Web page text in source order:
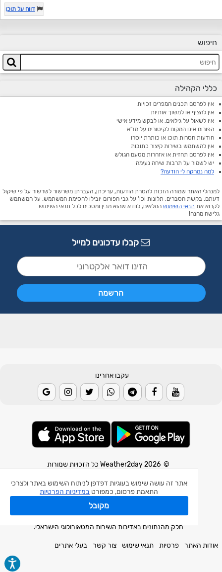
אתר זה עושה שימוש בעוגיות דפדפן לניתוח השימוש באתר ולצרכי
התאמת פרסום, כמפורט במדיניות הפרטיות
מקובל
דווח על תוכן
חיפוש
כללי הקהילה
אין לפרסם תכנים המפרים זכויות
אין להציף או למשוך אותיות
אין לשאול על גילאים, או לבקש מידע אישי
הפורום אינו המקום לקיטורים על מז"א
הודעות חסרות תוכן או כותרת יוסרו
אין להשתמש בשירות קיצור כתובות
אין לפרסם תחזית או אזהרות מטעם הגולש
יש לשמור על תרבות שיחה נעימה
למה נמחקה לי הודעה?
למנהלי האתר שמורה הזכות להסרת הודעות, עריכתן, העברתן משרשור לשרשור על פי שיקול
דעתם. בקשת הסברים, תלונות וכו' על גבי הפורום יובילו לחסימת המשתמש. על המשתמש
לקרוא את תנאי השימוש המלאים, לוודא שהוא מבין ומסכים לכל תנאי השימוש.
גלישה מהנה!
קבלו עדכונים למייל
עקבו אחרינו
© 2026 Weather2day כל הזכויות שמורות
אפליקצית מזג אוויר
אפליקצית רעידת אדמה
אפליקצית מכ"ם גשם
חלק מהנתונים באדיבות השירות המטאורולוגי הישראלי.
אודות האתר פרטיות תנאי שימוש צור קשר בעלי אתרים